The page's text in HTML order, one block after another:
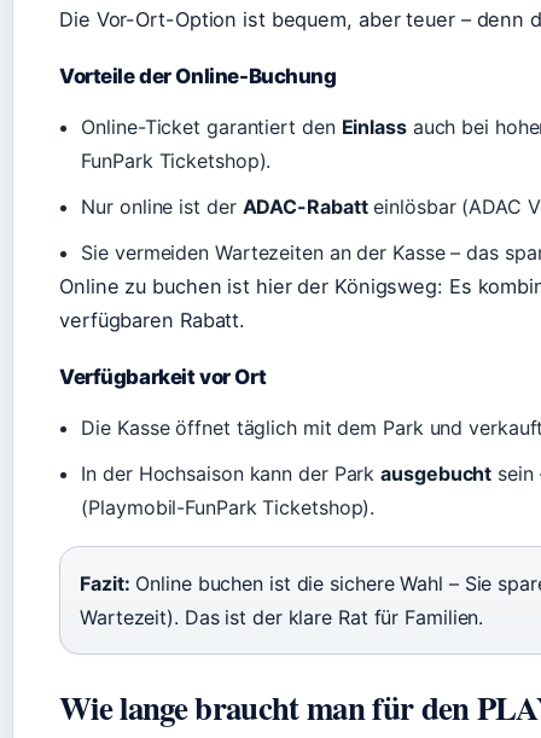
Die Vor-Ort-Option ist bequem, aber teuer – denn
Vorteile der Online-Buchung
Online-Ticket garantiert den Einlassauch bei
FunPark Ticketshop).
Nur online ist der ADAC-Rabatteinlösbar (ADAC
Sie vermeiden Wartezeiten an der Kasse – das
Online zu buchen ist hier der Königsweg: Es
verfügbaren Rabatt.
Verfügbarkeit vor Ort
Die Kasse öffnet täglich mit dem Park und
In der Hochsaison kann der Parkausgebucht sein
(Playmobil-FunPark Ticketshop).
Fazit: Online buchen ist die sichere Wahl – Sie
Wartezeit). Das ist der klare Rat für Familien.
Wie lange braucht man für den